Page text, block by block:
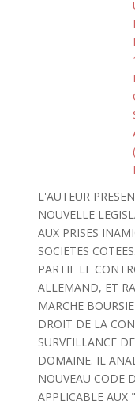
L'AUTEUR
NOUVELLE
AUX PRISES
SOCIETES
PARTIE LE
ALLEMAND, ET
MARCHE
DROIT DE LA
SURVEILLANCE
DOMAINE. IL
NOUVEAU CODE
APPLICABLE AUX